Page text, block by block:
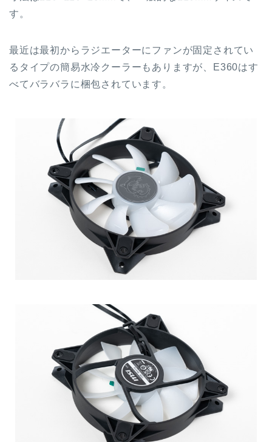
す。
最近は最初からラジエーターにファンが固定されてい
るタイプの簡易水冷クーラーもありますが、E360はす
べてバラバラに梱包されています。